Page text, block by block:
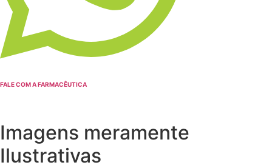
FALE COM A FARMACÊUTICA
Imagens meramente
Ilustrativas